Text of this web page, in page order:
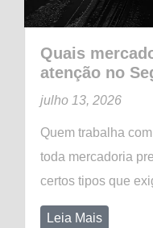
Quais
atenção no
julho 13, 2026
Quem trabalha
toda mercadoria
certos tipos que
Leia Mais